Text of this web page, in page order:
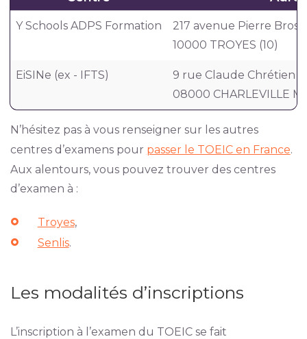
Y Schools ADPS Formation
217 avenue Pierre
10000 TROYES (10)
EiSINe (ex - IFTS)
9 rue Claude Chrétien
08000 CHARLEVILLE
N’hésitez pas à vous renseigner sur les autres
centres d’examens pour passer le TOEIC en France.
Aux alentours, vous pouvez trouver des centres
d’examen à :
Troyes,
Senlis.
Les modalités d’inscriptions
L’inscription à l’examen du TOEIC se fait